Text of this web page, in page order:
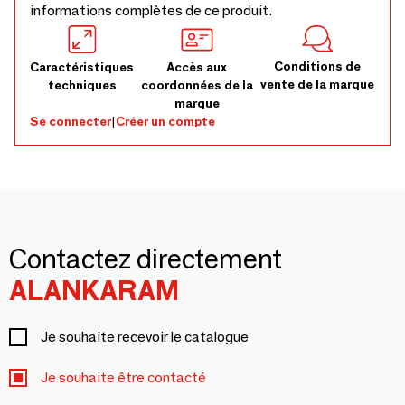
informations complètes de ce produit.
Caractéristiques
techniques
Accès aux
coordonnées de la
marque
Conditions de
vente de la marque
Se connecter|Créer un compte
Contactez directement
ALANKARAM
Je souhaite recevoir le catalogue
Je souhaite être contacté